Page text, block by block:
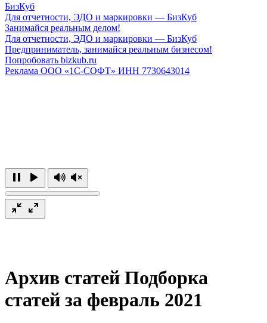
БизКуб
Для отчетности, ЭДО и маркировки — БизКуб
Занимайся реальным делом!
Для отчетности, ЭДО и маркировки — БизКуб
Предприниматель, занимайся реальным бизнесом!
Попробовать bizkub.ru
Реклама ООО «1С-СОФТ» ИНН 7730643014
Архив статей Подборка
статей за февраль 2021